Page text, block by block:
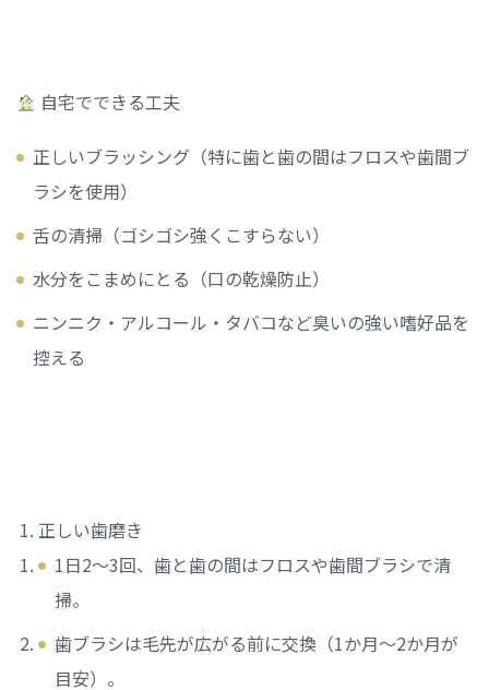
自宅でできる工夫
正しいブラッシング（特に歯と歯の間はフロスや歯間ブ
ラシを使用）
舌の清掃（ゴシゴシ強くこすらない）
水分をこまめにとる（口の乾燥防止）
ニンニク・アルコール・タバコなど臭いの強い嗜好品を
控える
正しい歯磨き
1日2〜3回、歯と歯の間はフロスや歯間ブラシで清
掃。
歯ブラシは毛先が広がる前に交換（1か月〜2か月が
目安）。